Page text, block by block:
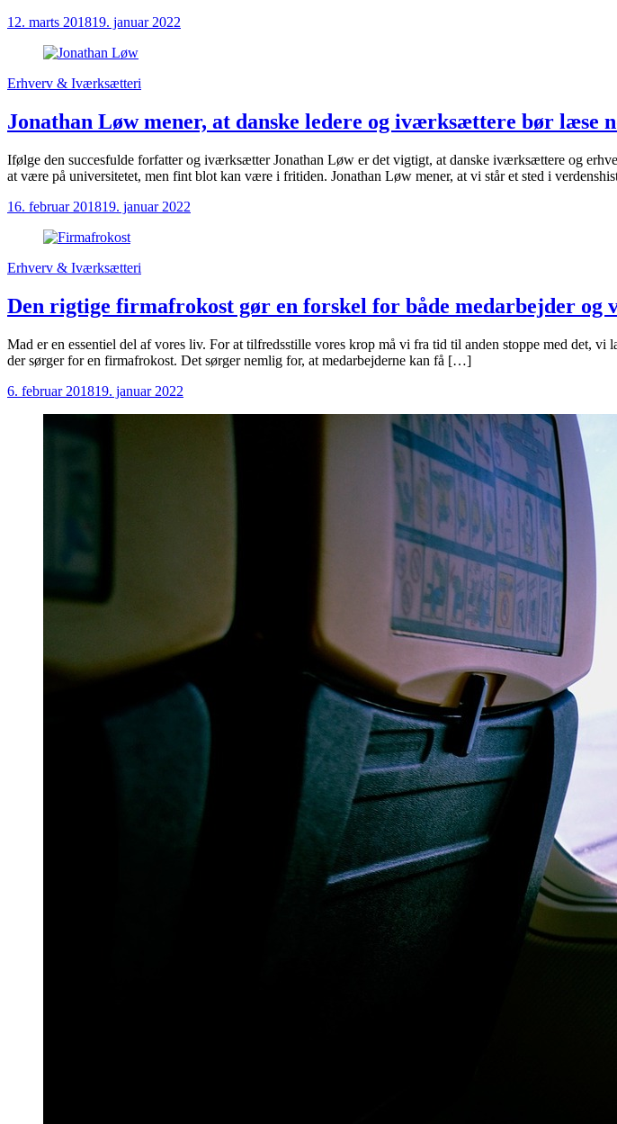
12. marts 201819. januar 2022
Erhverv & Iværksætteri
Jonathan Løw mener, at danske ledere og iværksættere bør læse
Ifølge den succesfulde forfatter og iværksætter Jonathan Løw er det vigtigt, at danske iværksættere og
at være på universitetet, men fint blot kan være i fritiden. Jonathan Løw mener, at vi står et sted i
16. februar 201819. januar 2022
Erhverv & Iværksætteri
Den rigtige firmafrokost gør en forskel for både medarbejder og
Mad er en essentiel del af vores liv. For at tilfredsstille vores krop må vi fra tid til anden stoppe med det,
der sørger for en firmafrokost. Det sørger nemlig for, at medarbejderne kan få […]
6. februar 201819. januar 2022